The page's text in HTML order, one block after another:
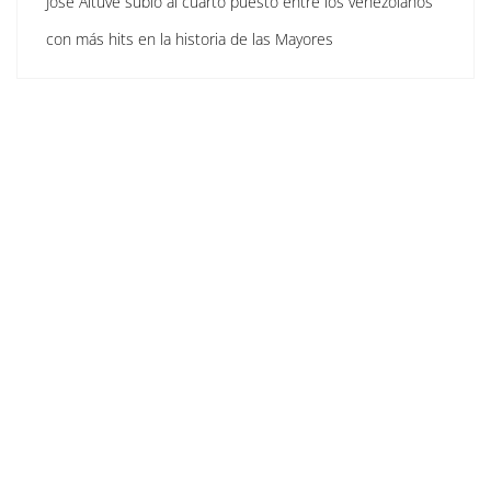
con más hits en la historia de las Mayores